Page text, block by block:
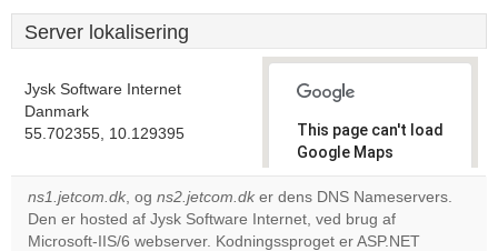
Server lokalisering
Jysk Software Internet
Danmark
55.702355, 10.129395
This page can't load
Google Maps
correctly.
Do you
own this
ns1.jetcom.dk, og ns2.jetcom.dk er dens DNS Nameservers.
Den er hosted af Jysk Software Internet, ved brug af
Microsoft-IIS/6 webserver. Kodningssproget er ASP.NET